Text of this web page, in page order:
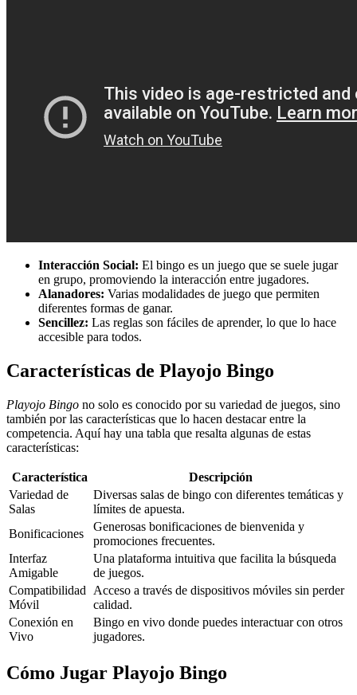
Interacción Social: El bingo es un juego que se suele jugar
en grupo, promoviendo la interacción entre jugadores.
Alanadores: Varias modalidades de juego que permiten
diferentes formas de ganar.
Sencillez: Las reglas son fáciles de aprender, lo que lo hace
accesible para todos.
Características de Playojo Bingo
Playojo Bingo no solo es conocido por su variedad de juegos, sino
también por las características que lo hacen destacar entre la
competencia. Aquí hay una tabla que resalta algunas de estas
características:
Característica
Descripción
Variedad de
Salas
Diversas salas de bingo con diferentes temáticas y
límites de apuesta.
Bonificaciones
Generosas bonificaciones de bienvenida y
promociones frecuentes.
Interfaz
Amigable
Una plataforma intuitiva que facilita la búsqueda
de juegos.
Compatibilidad
Móvil
Acceso a través de dispositivos móviles sin perder
calidad.
Conexión en
Vivo
Bingo en vivo donde puedes interactuar con otros
jugadores.
Cómo Jugar Playojo Bingo